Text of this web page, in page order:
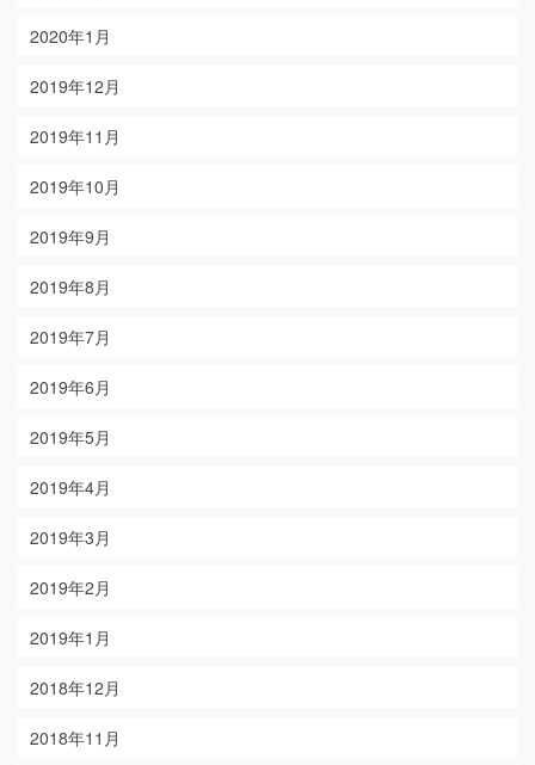
2020年1月
2019年12月
2019年11月
2019年10月
2019年9月
2019年8月
2019年7月
2019年6月
2019年5月
2019年4月
2019年3月
2019年2月
2019年1月
2018年12月
2018年11月